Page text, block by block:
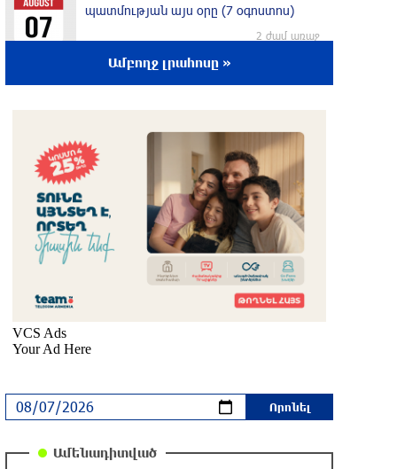
պատմության այս օրը (7 օգոստոս)
2 ժամ առաջ
Սիլիկյան թաղամասում բռնկված
2 ժամ առաջ
Օգոստոսի 7-ին, 10-ին, 11-ին, 12-ին և
13-ին գազ չի լինելու․ հասցեներ
7 ժամ առաջ
Հնդկաստանի հյուսիս-արևելքում տեղի
ունեցած ջրհեղեղների հետևանքով
Օգոստոսի 7-ին ժամանակավորապես
կդադարեցվի մի շարք հասցեների
7 ժամ առաջ
Ամբողջ լրահոսը »
Ամենադիտված